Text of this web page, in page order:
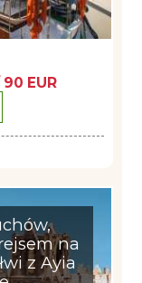
EUR
na
z Ayia